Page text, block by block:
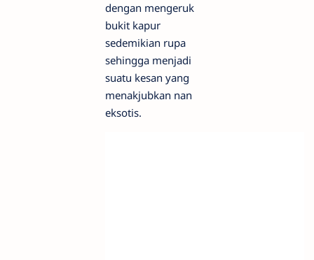
dengan mengeruk
bukit kapur
sedemikian rupa
sehingga menjadi
suatu kesan yang
menakjubkan nan
eksotis.